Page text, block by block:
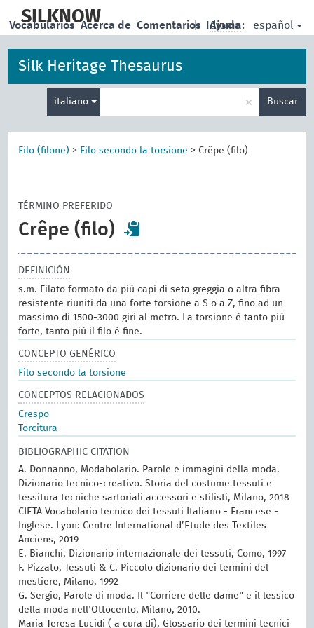
main
SILKNOW | Idioma: español
Vocabularios Acerca de Comentarios Ayuda
Silk Heritage Thesaurus
italiano × Buscar
Filo (filone) > Filo secondo la torsione > Crêpe (filo)
TÉRMINO PREFERIDO
Crêpe (filo)
DEFINICIÓN
s.m. Filato formato da più capi di seta greggia o altra fibra
resistente riuniti da una forte torsione a S o a Z, fino ad un
massimo di 1500-3000 giri al metro. La torsione è tanto più
forte, tanto più il filo è fine.
CONCEPTO GENÉRICO
Filo secondo la torsione
CONCEPTOS RELACIONADOS
Crespo
Torcitura
BIBLIOGRAPHIC CITATION
A. Donnanno, Modabolario. Parole e immagini della moda.
Dizionario tecnico-creativo. Storia del costume tessuti e
tessitura tecniche sartoriali accessori e stilisti, Milano, 2018
CIETA Vocabolario tecnico dei tessuti Italiano - Francese -
Inglese. Lyon: Centre International d’Etude des Textiles
Anciens, 2019
E. Bianchi, Dizionario internazionale dei tessuti, Como, 1997
F. Pizzato, Tessuti & C. Piccolo dizionario dei termini del
mestiere, Milano, 1992
G. Sergio, Parole di moda. Il "Corriere delle dame" e il lessico
della moda nell'Ottocento, Milano, 2010.
Maria Teresa Lucidi ( a cura di), Glossario dei termini tecnici